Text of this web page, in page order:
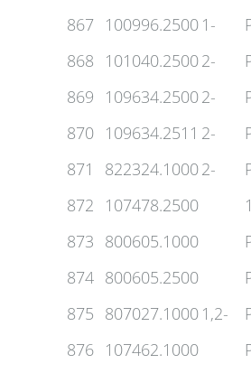
867 100996.2500 1-
868
101040.25002-
869
109634.25002-
870 109634.2511 2-
871
822324.10002-
872
107478.2500
873 800605.1000
874 800605.2500
875 807027.1000 1,2-
876 107462.1000